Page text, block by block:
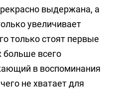
выдержана, а
увеличивает
только стоят первые
больше всего
в воспоминания
не хватает для